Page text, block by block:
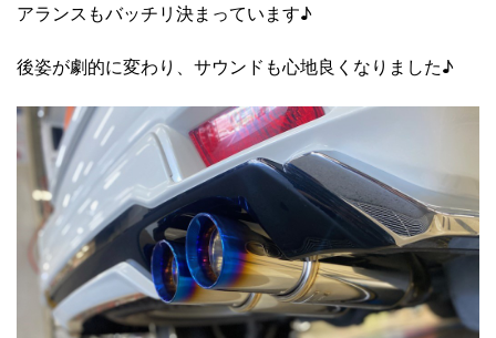
アランスもバッチリ決まっています♪
後姿が劇的に変わり、サウンドも心地良くなりました♪